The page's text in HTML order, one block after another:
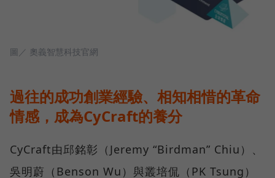
圖／ 奧義智慧科技官網
過往的成功創業經驗、相知相惜的革命
情感，成為CyCraft的養分
CyCraft由邱銘彰（Jeremy “Birdman” Chiu）、
吳明蔚（Benson Wu）與叢培侃（PK Tsung）